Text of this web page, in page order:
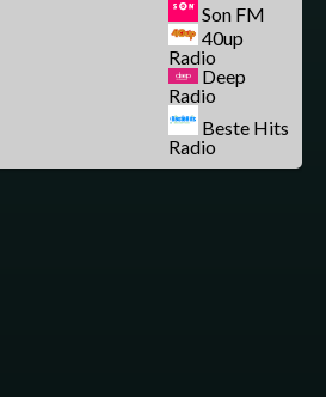
Son FM
40up
Radio
Deep
Radio
Beste Hits
Radio